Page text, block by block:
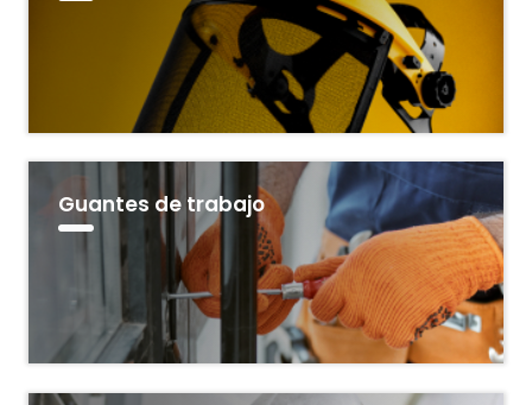
Guantes de trabajo